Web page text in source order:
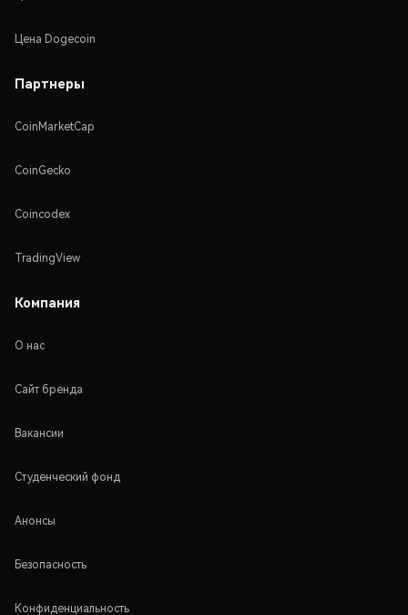
Цена Dogecoin
Партнеры
CoinMarketCap
CoinGecko
Coincodex
TradingView
Компания
О нас
Сайт бренда
Вакансии
Студенческий фонд
Анонсы
Безопасность
Конфиденциальность